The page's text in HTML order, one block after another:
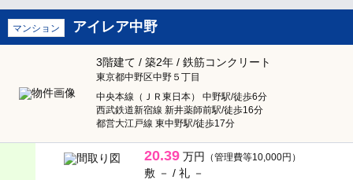
マンション アイレア中野
3階建て / 築2年 / 鉄筋コンクリート
東京都中野区中野５丁目
中央本線（ＪＲ東日本） 中野駅/徒歩6分
西武鉄道新宿線 新井薬師前駅/徒歩16分
都営大江戸線 東中野駅/徒歩17分
20.39 万円 （管理費等10,000円）
敷 － / 礼 －
バルコニー・ベランダ
床暖房
ルーフバルコニー バルコニー2面以上